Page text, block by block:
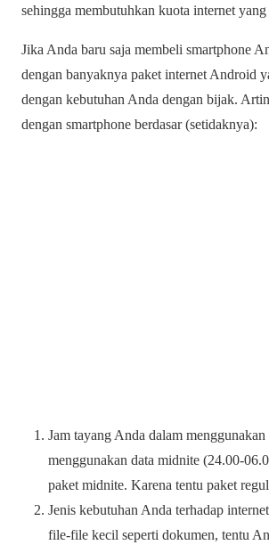
sehingga membutuhkan kuota internet
Jika Anda baru saja membeli smartphone
dengan banyaknya paket internet Android
dengan kebutuhan Anda dengan bijak.
dengan smartphone berdasar (setidaknya):
Jam tayang Anda dalam
menggunakan data midnite (24.00-
paket midnite. Karena tentu paket
Jenis kebutuhan Anda terhadap
file-file kecil seperti dokumen, tentu